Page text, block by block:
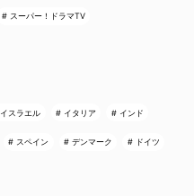
スーパー！ドラマTV
イスラエル イタリア インド
スペイン デンマーク ドイツ